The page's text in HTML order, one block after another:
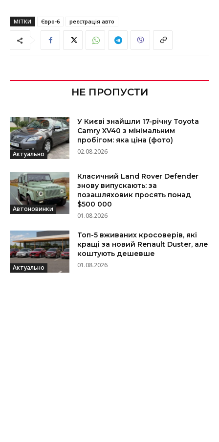
МІТКИ Євро-6 реєстрація авто
НЕ ПРОПУСТИ
Актуально
У Києві знайшли 17-річну Toyota
Camry XV40 з мінімальним
пробігом: яка ціна (фото)
02.08.2026
Автоновинки
Класичний Land Rover Defender
знову випускають: за
позашляховик просять понад
$500 000
01.08.2026
Актуально
Топ-5 вживаних кросоверів, які
кращі за новий Renault Duster, але
коштують дешевше
01.08.2026